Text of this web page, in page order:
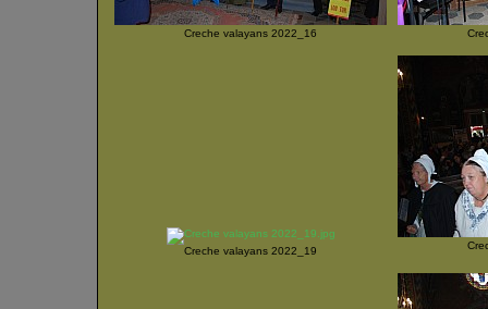
Creche valayans 2022_16
Creche valayans 2022_19